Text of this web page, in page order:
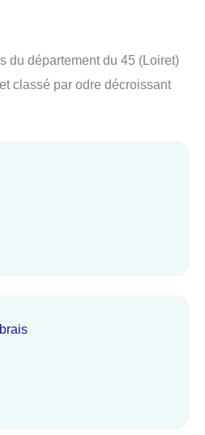
du département du 45 (Loiret)
classé par odre décroissant